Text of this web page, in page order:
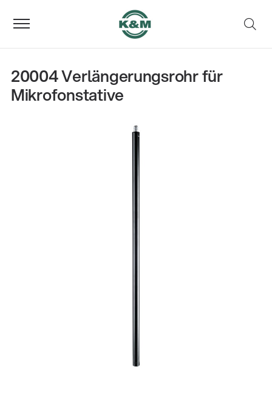
20004 Verlängerungsrohr für
Mikrofonstative